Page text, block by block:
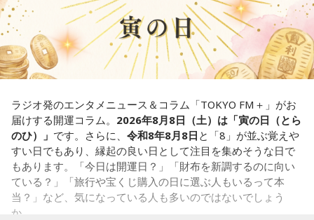
東京池袋占い館セレーネ所属。メンタルケアカウンセラー。
鑑定件数は若い女性を中心に7,000件を超え、占いイベントや
アプリの監修も手がける。また、イベントMCや声優としての
活動もしており、芸能関係者からの依頼も多い。
Webサイト：
https://selene-uranai.com/
【解答】
1．こぼれてしまわないか……我慢しすぎ度90％
限界が気になったあなた。本音をギリギリまで溜め込んでい
ませんか。「嫌われるかも」という不安から、言葉を飲み込
み続けてきたのでは。でも、あなたが少し本音を見せても、
大切な人は離れていきません。小さな「イヤ」から、言葉に
してみましょう。
2．こんなに必要なのか……我慢しすぎ度45％
水の価値を気にしたあなた。裏を返せば、自分の意見に「言
うほどの価値があるのかな」と、自信を持てずにいるのかも
しれません。しかし、あなたの考えには、ちゃんと意味があ
ります。肩の力を抜いて、まずは思ったことを口にする練習
ラジオ発のエンタメニュース＆コラム「TOKYO FM＋」がお
届けする開運コラム。 2026年8月8日（土）は「寅の日（とら
のひ）」 です。さらに、 令和8年8月8日 と「8」が並ぶ覚えや
すい日でもあり、縁起の良い日として注目を集めそうな日で
もあります。「今日は開運日？」「財布を新調するのに向い
ている？」「旅行や宝くじ購入の日に選ぶ人もいるって本
当？」など、気になっている人も多いのではないでしょう
か。